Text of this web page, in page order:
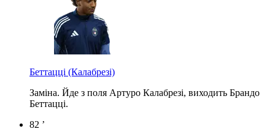
Беттацці (Калабрезі)
Заміна. Йде з поля Артуро Калабрезі, виходить Брандо
Беттацці.
82 ’